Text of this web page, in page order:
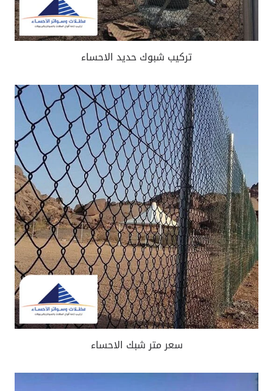
تركيب شبوك حديد الاحساء
سعر متر شبك الاحساء